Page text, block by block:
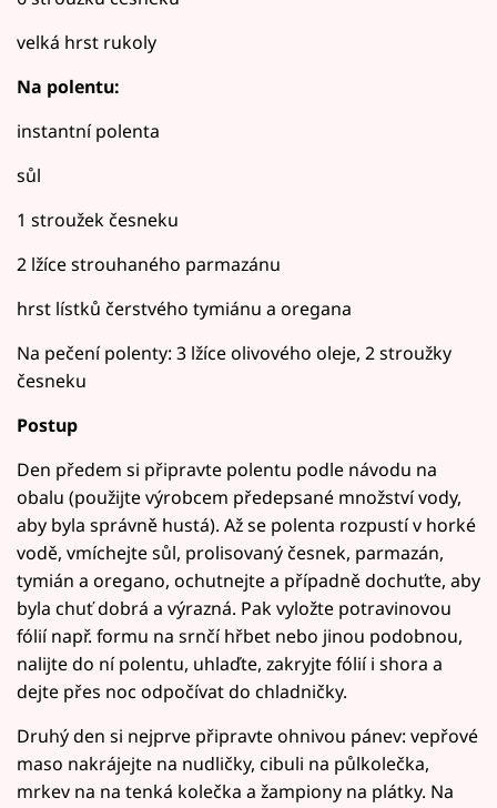
velká hrst rukoly
Na polentu:
instantní polenta
sůl
1 stroužek česneku
2 lžíce strouhaného parmazánu
hrst lístků čerstvého tymiánu a oregana
Na pečení polenty: 3 lžíce olivového oleje, 2 stroužky
česneku
Postup
Den předem si připravte polentu podle návodu na
obalu (použijte výrobcem předepsané množství vody,
aby byla správně hustá). Až se polenta rozpustí v horké
vodě, vmíchejte sůl, prolisovaný česnek, parmazán,
tymián a oregano, ochutnejte a případně dochuťte, aby
byla chuť dobrá a výrazná. Pak vyložte potravinovou
fólií např. formu na srnčí hřbet nebo jinou podobnou,
nalijte do ní polentu, uhlaďte, zakryjte fólií i shora a
dejte přes noc odpočívat do chladničky.
Druhý den si nejprve připravte ohnivou pánev: vepřové
maso nakrájejte na nudličky, cibuli na půlkolečka,
mrkev na na tenká kolečka a žampiony na plátky. Na